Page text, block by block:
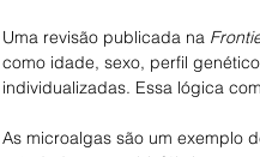
Uma revisão publicada na
como idade, sexo, perfil
individualizadas. Essa lógica
As microalgas são um exemplo